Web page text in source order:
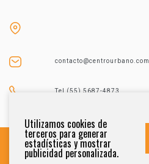
contacto@centrourbano.com
Tel (55) 5687-4873
Utilizamos cookies de
terceros para generar
estadísticas y mostrar
publicidad personalizada.